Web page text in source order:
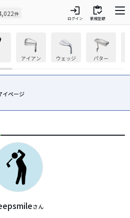
件 login
ログイン
inventory
新規登録
アイアン ウェッジ パター
イページ
さん